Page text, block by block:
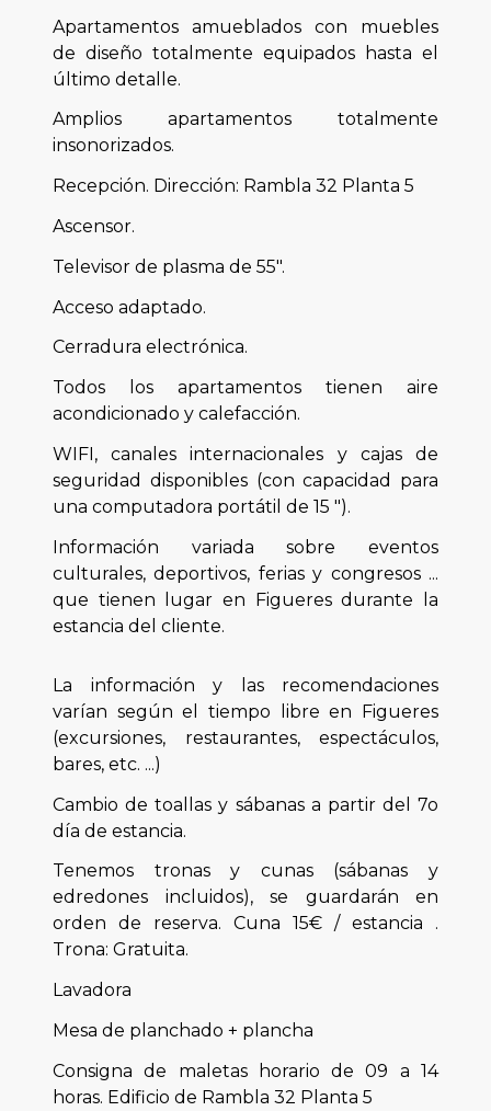
Apartamentos amueblados con muebles
de diseño totalmente equipados hasta el
último detalle.
Amplios apartamentos totalmente
insonorizados.
Recepción. Dirección: Rambla 32 Planta 5
Ascensor.
Televisor de plasma de 55".
Acceso adaptado.
Cerradura electrónica.
Todos los apartamentos tienen aire
acondicionado y calefacción.
WIFI, canales internacionales y cajas de
seguridad disponibles (con capacidad para
una computadora portátil de 15 ").
Información variada sobre eventos
culturales, deportivos, ferias y congresos ...
que tienen lugar en Figueres durante la
estancia del cliente.
La información y las recomendaciones
varían según el tiempo libre en Figueres
(excursiones, restaurantes, espectáculos,
bares, etc. ...)
Cambio de toallas y sábanas a partir del 7o
día de estancia.
Tenemos tronas y cunas (sábanas y
edredones incluidos), se guardarán en
orden de reserva. Cuna 15€ / estancia .
Trona: Gratuita.
Lavadora
Mesa de planchado + plancha
Consigna de maletas horario de 09 a 14
horas. Edificio de Rambla 32 Planta 5